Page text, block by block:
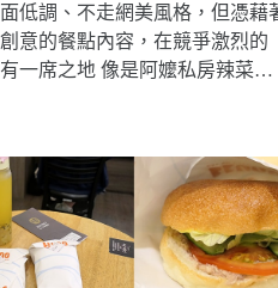
面低調、不走網美風格，但憑藉
創意的餐點內容，在競爭激烈的
有一席之地 像是阿嬤私房辣菜…